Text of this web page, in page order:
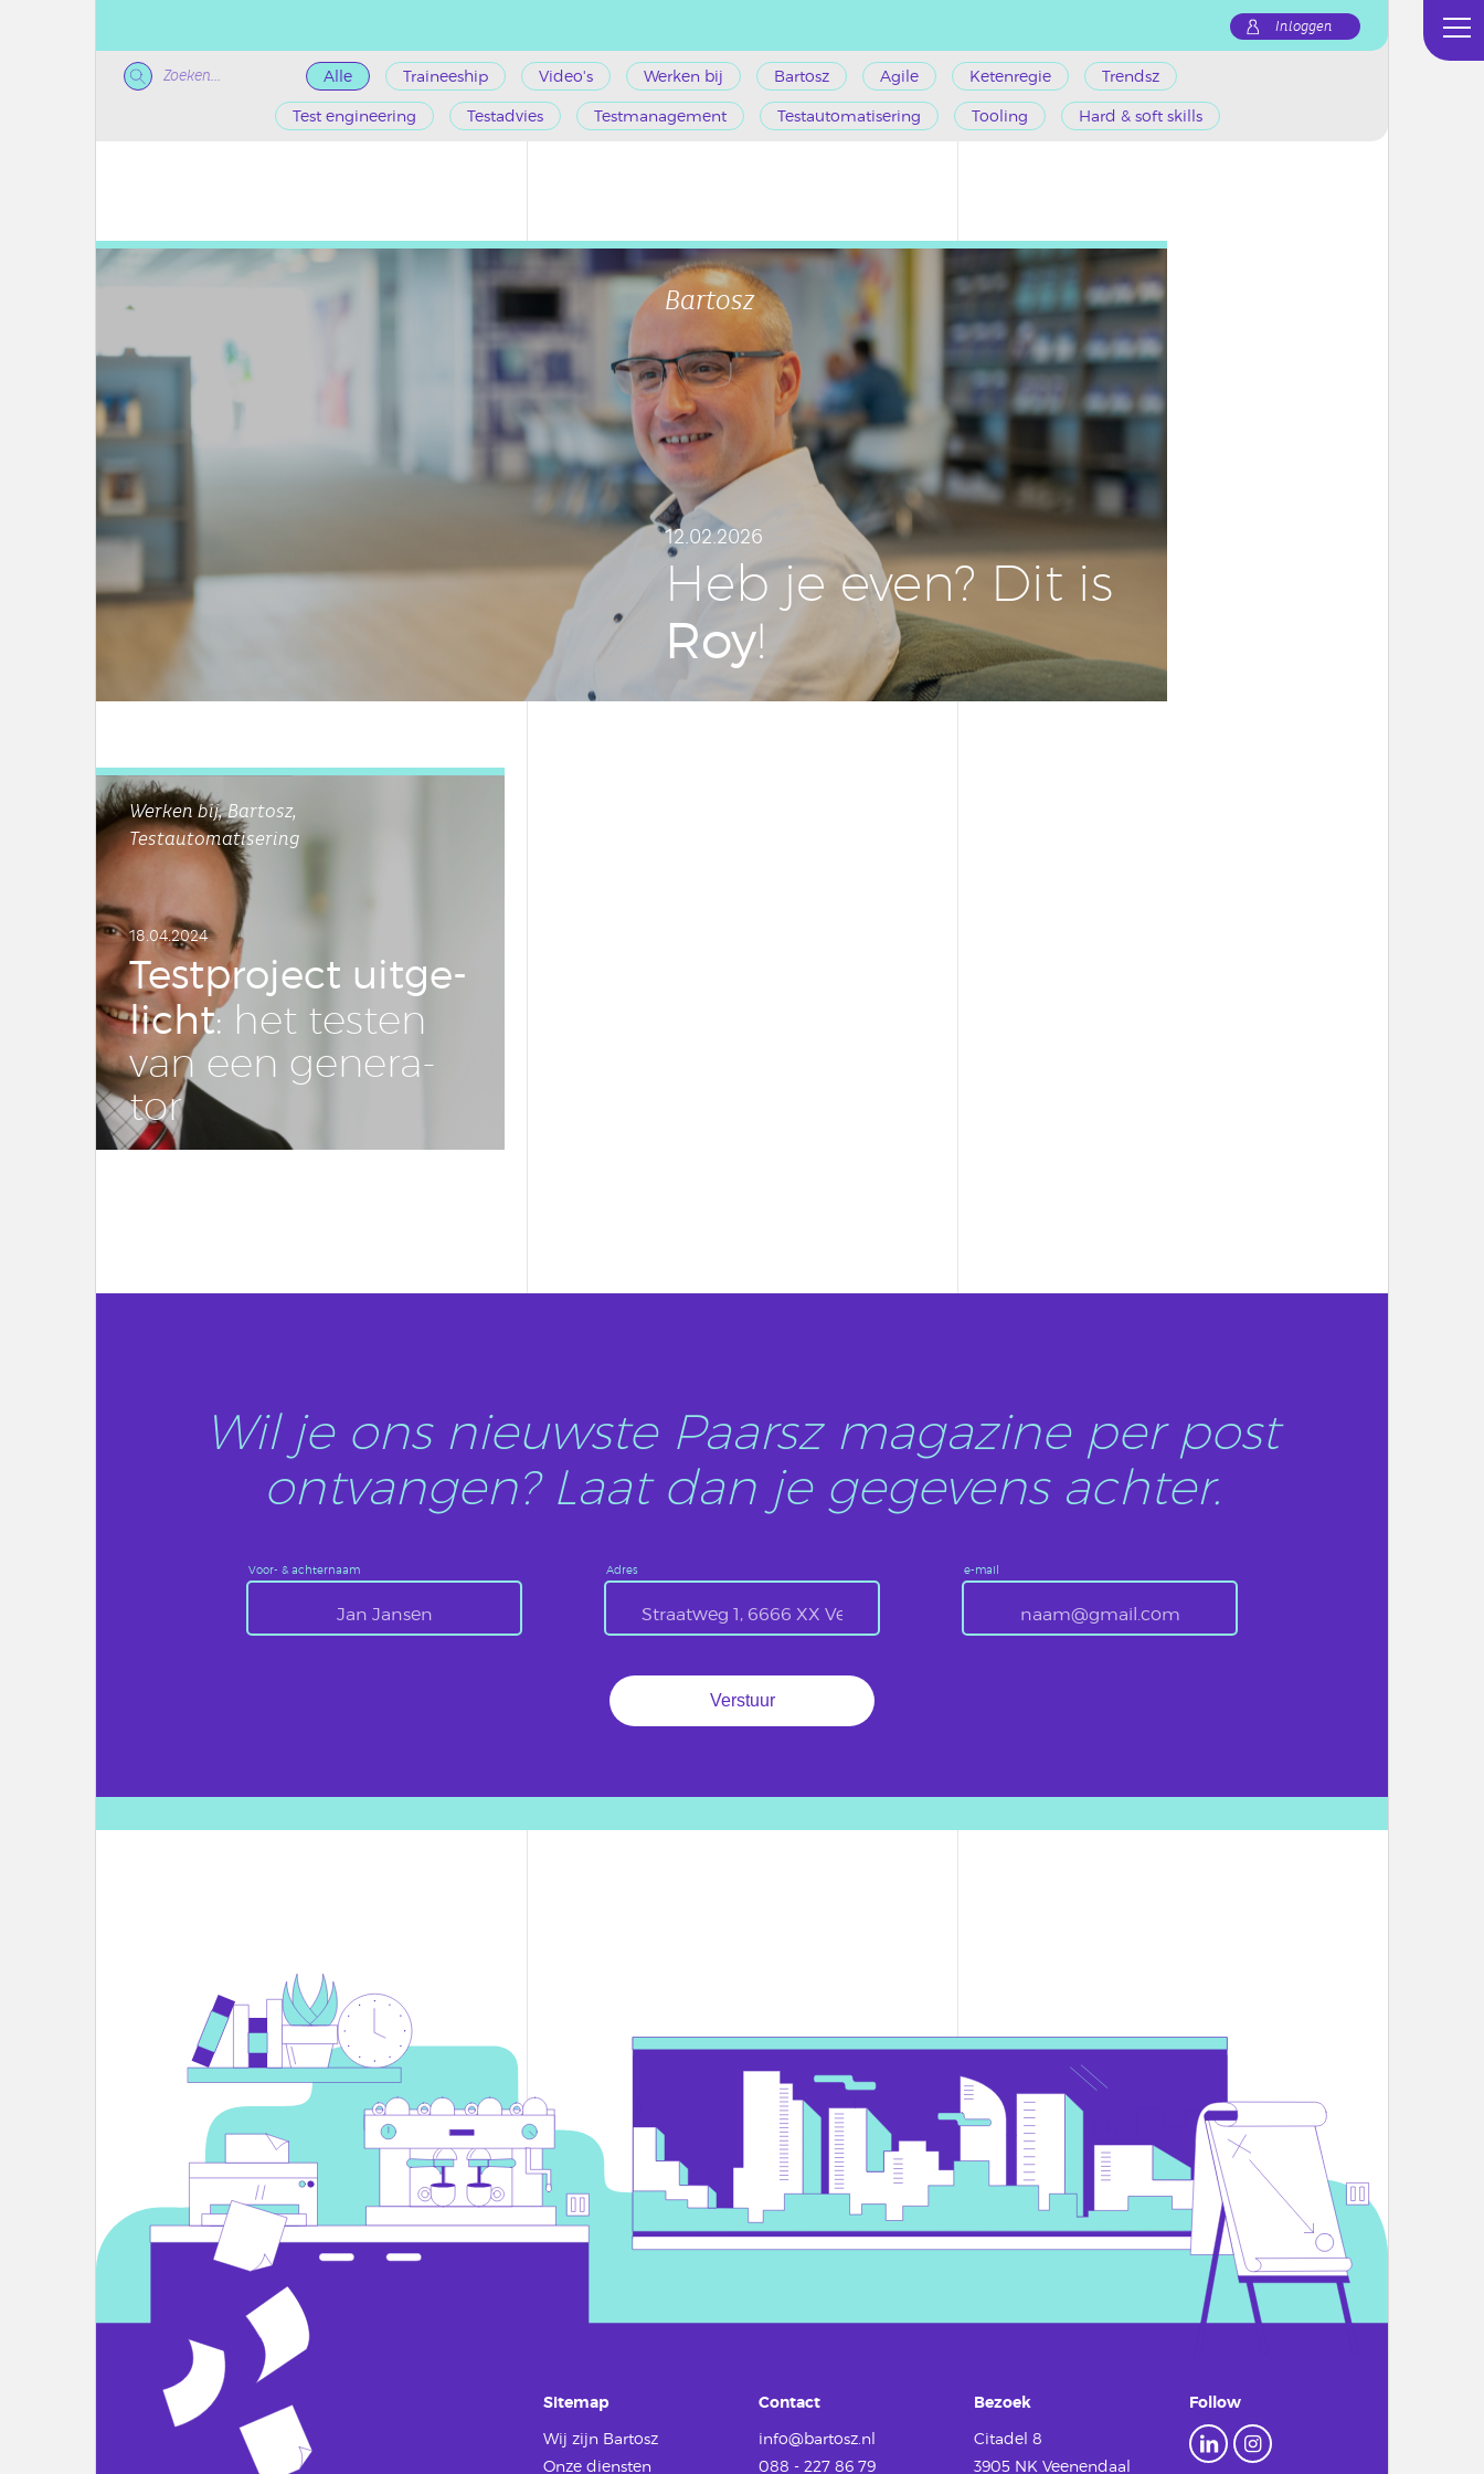
Inloggen
Zoeken... Alle Traineeship Video's Werken bij Bartosz Agile Ketenregie Trendsz
Test engineering Testadvies Testmanagement Testautomatisering Tooling Hard & soft skills
Bartosz
12.02.2026
Heb je even? Dit is
Roy!
Werken bij, Bartosz,
Testautomatisering
18.04.2024
Test­pro­ject uit­ge­
licht: het testen
van een ge­ne­ra­
tor
Wil je ons nieuwste Paarsz magazine per post
ontvangen? Laat dan je gegevens achter.
Voor- & achternaam Adres e-mail
Sitemap
Wij zijn Bartosz
Onze diensten
Contact
info@bartosz.nl
088 - 227 86 79
Bezoek
Citadel 8
3905 NK Veenendaal
Follow